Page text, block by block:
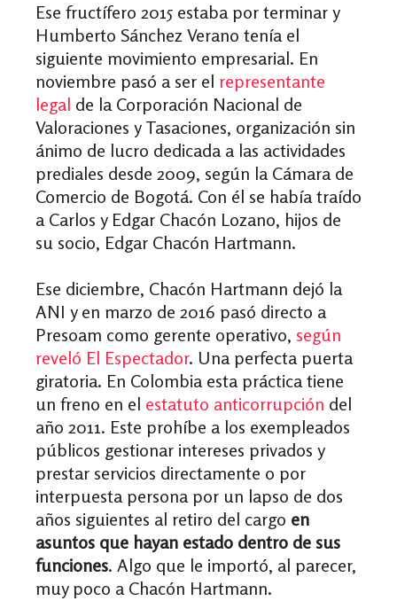
Ese fructífero 2015 estaba por terminar y
Humberto Sánchez Verano tenía el
siguiente movimiento empresarial. En
noviembre pasó a ser el representante
legal de la Corporación Nacional de
Valoraciones y Tasaciones, organización sin
ánimo de lucro dedicada a las actividades
prediales desde 2009, según la Cámara de
Comercio de Bogotá. Con él se había traído
a Carlos y Edgar Chacón Lozano, hijos de
su socio, Edgar Chacón Hartmann.
Ese diciembre, Chacón Hartmann dejó la
ANI y en marzo de 2016 pasó directo a
Presoam como gerente operativo, según
reveló El Espectador. Una perfecta puerta
giratoria. En Colombia esta práctica tiene
un freno en el estatuto anticorrupción del
año 2011. Este prohíbe a los exempleados
públicos gestionar intereses privados y
prestar servicios directamente o por
interpuesta persona por un lapso de dos
años siguientes al retiro del cargo en
asuntos que hayan estado dentro de sus
funciones. Algo que le importó, al parecer,
muy poco a Chacón Hartmann.